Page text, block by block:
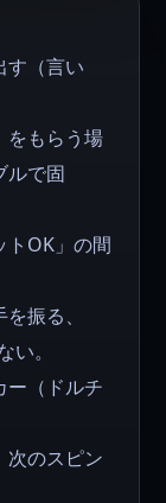
す（言い
をもらう場
ルで固
トOK」の間
振る、
。
ー（ドルチ
次のスピン